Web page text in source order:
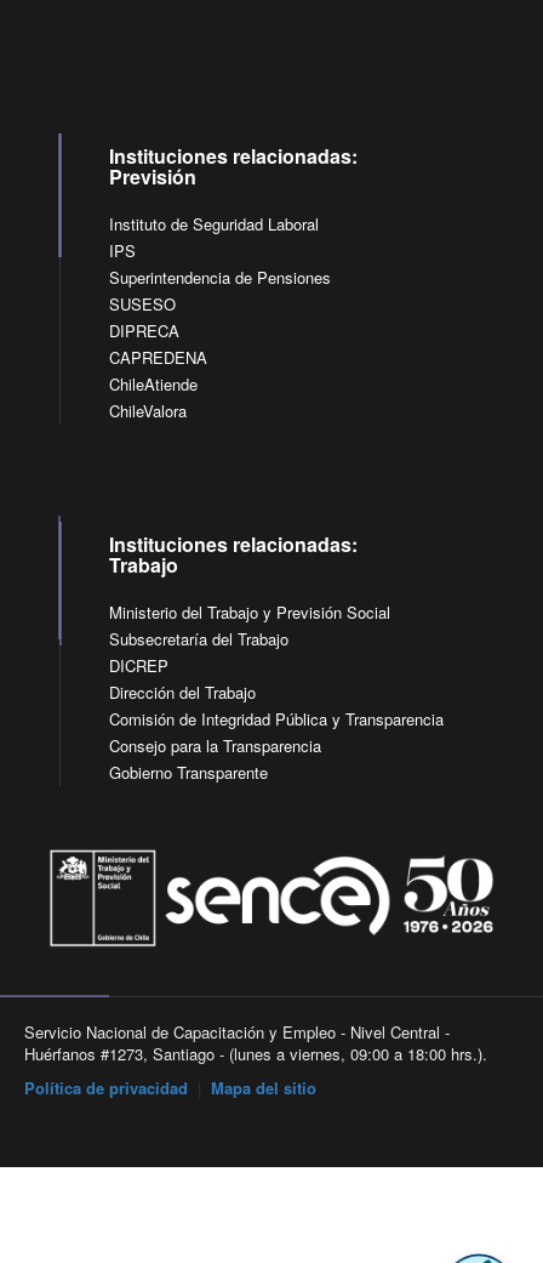
Instituciones relacionadas:
Previsión
Instituto de Seguridad Laboral
IPS
Superintendencia de Pensiones
SUSESO
DIPRECA
CAPREDENA
ChileAtiende
ChileValora
Instituciones relacionadas:
Trabajo
Ministerio del Trabajo y Previsión Social
Subsecretaría del Trabajo
DICREP
Dirección del Trabajo
Comisión de Integridad Pública y Transparencia
Consejo para la Transparencia
Gobierno Transparente
Servicio Nacional de Capacitación y Empleo - Nivel Central -
Huérfanos #1273, Santiago - (lunes a viernes, 09:00 a 18:00 hrs.).
Política de privacidad
Mapa del sitio